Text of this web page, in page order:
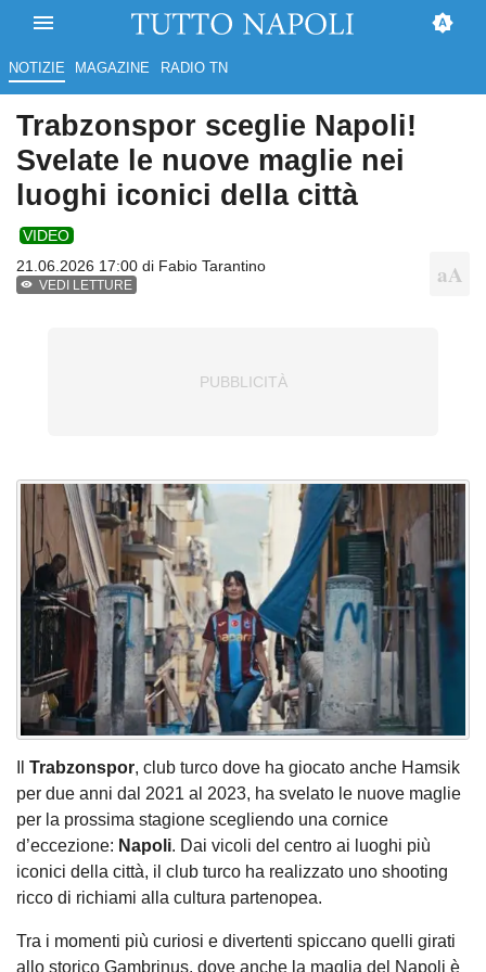
NOTIZIE MAGAZINE RADIO TN
Trabzonspor sceglie Napoli!
Svelate le nuove maglie nei
luoghi iconici della città
VIDEO
21.06.2026 17:00 di Fabio Tarantino
VEDI LETTURE
Trabzonspor, club turco dove ha giocato anche Hamsik
per due anni dal 2021 al 2023, ha svelato le nuove maglie
per la prossima stagione scegliendo una cornice
d’eccezione: Napoli. Dai vicoli del centro ai luoghi più
iconici della città, il club turco ha realizzato uno shooting
ricco di richiami alla cultura partenopea.
Tra i momenti più curiosi e divertenti spiccano quelli girati
allo storico Gambrinus, dove anche la maglia del Napoli è